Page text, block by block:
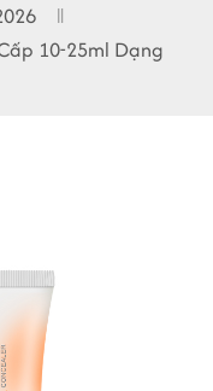
10-25ml Dạng